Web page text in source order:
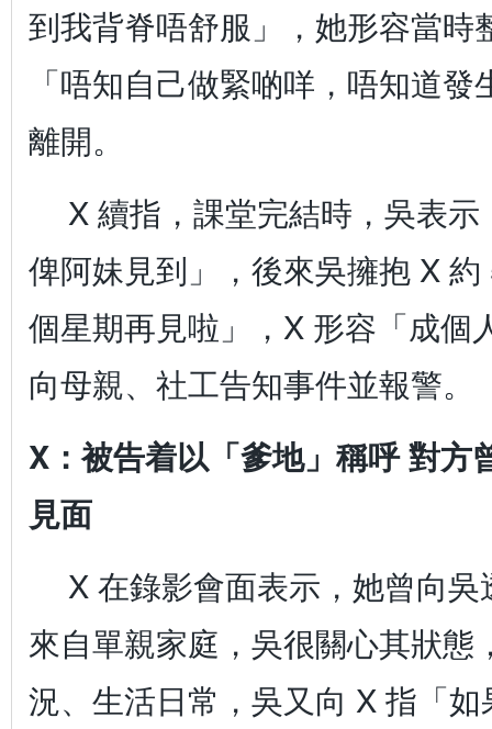
到我背脊唔舒服」，她形容當時
「唔知自己做緊啲咩，唔知道
離開。
X 續指，課堂完結時，吳表
俾阿妹見到」，後來吳擁抱 X
個星期再見啦」，X 形容「成個
向母親、社工告知事件並報警。
X：被告着以「爹地」稱呼 對方
見面
X 在錄影會面表示，她曾向
來自單親家庭，吳很關心其狀態
況、生活日常，吳又向 X 指「